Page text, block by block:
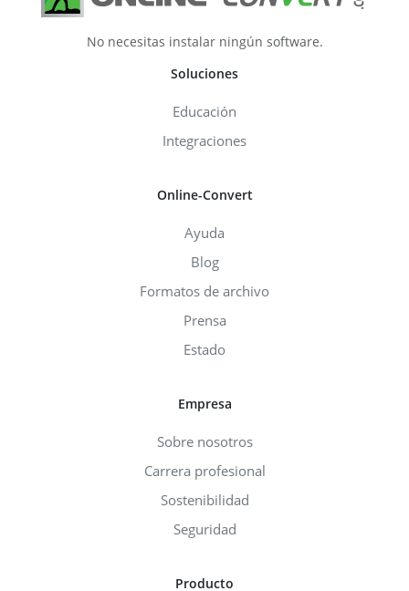
No necesitas instalar ningún software.
Soluciones
Educación
Integraciones
Online-Convert
Ayuda
Blog
Formatos de archivo
Prensa
Estado
Empresa
Sobre nosotros
Carrera profesional
Sostenibilidad
Seguridad
Producto